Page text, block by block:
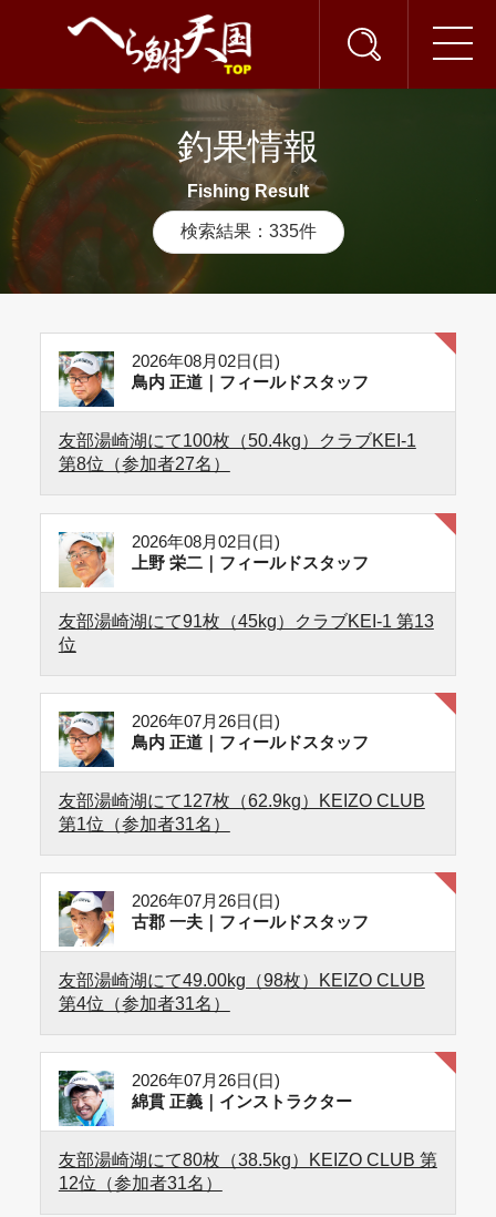
釣果情報
Fishing Result
検索結果：335件
2026年08月02日(日)
鳥内 正道｜フィールドスタッフ
友部湯崎湖にて100枚（50.4kg）クラブKEI-1
第8位（参加者27名）
2026年08月02日(日)
上野 栄二｜フィールドスタッフ
友部湯崎湖にて91枚（45kg）クラブKEI-1 第13
位
2026年07月26日(日)
鳥内 正道｜フィールドスタッフ
友部湯崎湖にて127枚（62.9kg）KEIZO CLUB
第1位（参加者31名）
2026年07月26日(日)
古郡 一夫｜フィールドスタッフ
友部湯崎湖にて49.00kg（98枚）KEIZO CLUB
第4位（参加者31名）
2026年07月26日(日)
綿貫 正義｜インストラクター
友部湯崎湖にて80枚（38.5kg）KEIZO CLUB 第
12位（参加者31名）